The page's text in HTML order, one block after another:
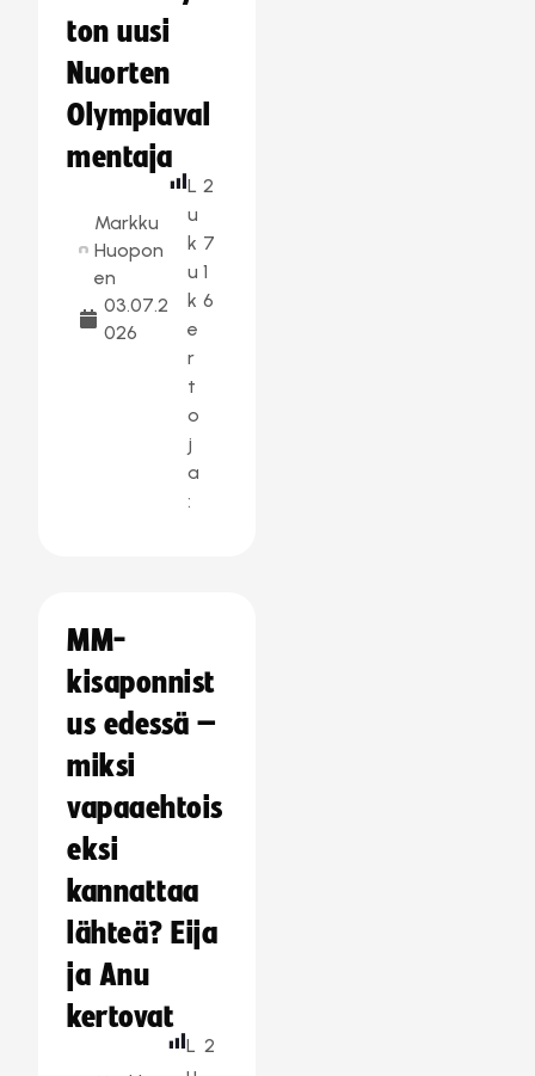
ton uusi
Nuorten
Olympiaval
mentaja
Markku
Huopon
en
03.07.2
026
L
u
k
u
k
e
r
t
o
j
a
:
2
7
1
6
MM-
kisaponnist
us edessä –
miksi
vapaaehtois
eksi
kannattaa
lähteä? Eija
ja Anu
kertovat
L 2